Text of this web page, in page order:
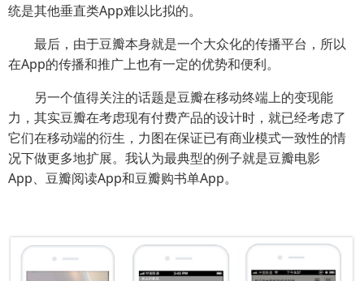
统是其他垂直类App难以比拟的。
最后，由于豆瓣本身就是一个大众化的传播平台，所以
在App的传播和推广上也有一定的优势和便利。
另一个值得关注的话题是豆瓣在移动终端上的变现能
力，其实豆瓣在考虑现有付费产品的设计时，就已经考虑了
它们在移动端的衍生，力图在保证已有商业模式一致性的情
况下做更多地扩展。我认为最典型的例子就是豆瓣电影
App、豆瓣阅读App和豆瓣购书单App。